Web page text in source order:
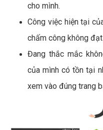
cho mình.
Công việc hiện tại
chấm công không
Đang thắc mắc
của mình có tồn tại
xem vào đúng trang